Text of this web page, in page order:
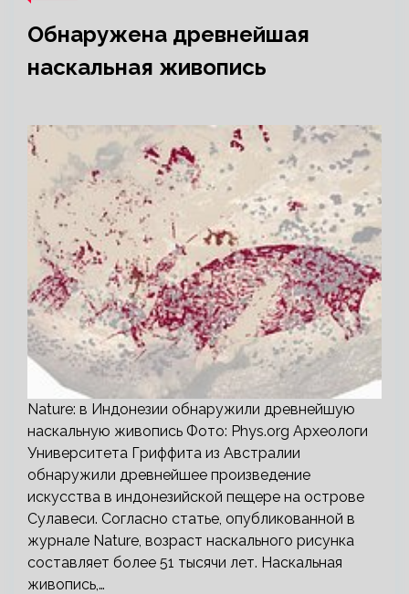
Обнаружена древнейшая
наскальная живопись
Nature: в Индонезии обнаружили древнейшую
наскальную живопись Фото: Phys.org Археологи
Университета Гриффита из Австралии
обнаружили древнейшее произведение
искусства в индонезийской пещере на острове
Сулавеси. Согласно статье, опубликованной в
журнале Nature, возраст наскального рисунка
составляет более 51 тысячи лет. Наскальная
живопись,…